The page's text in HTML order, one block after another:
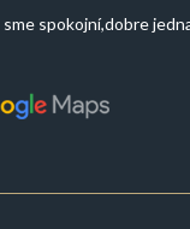
spokojní,dobre